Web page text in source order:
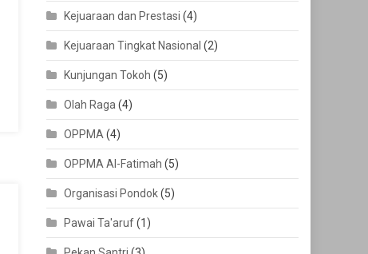
Kejuaraan dan Prestasi (4)
Kejuaraan Tingkat Nasional (2)
Kunjungan Tokoh (5)
Olah Raga (4)
OPPMA (4)
OPPMA Al-Fatimah (5)
Organisasi Pondok(5)
Pawai Ta'aruf(1)